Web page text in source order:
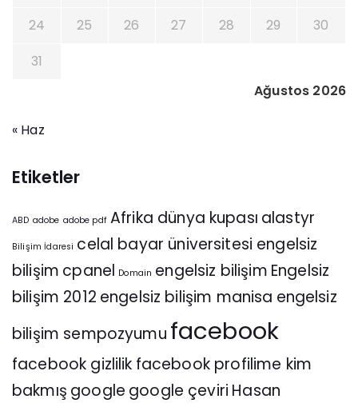
Ağustos 2026
24
25 26 27 28 29
30
31
« Haz
Etiketler
ABD adobe adobe pdf Afrika dünya kupası alastyr
Bilişim İdaresi celal bayar üniversitesi engelsiz
bilişim cpanel Domain engelsiz bilişim Engelsiz
bilişim 2012 engelsiz bilişim manisa engelsiz
bilişim sempozyumu facebook
facebook gizlilik facebook profilime kim
bakmış google google çeviri Hasan